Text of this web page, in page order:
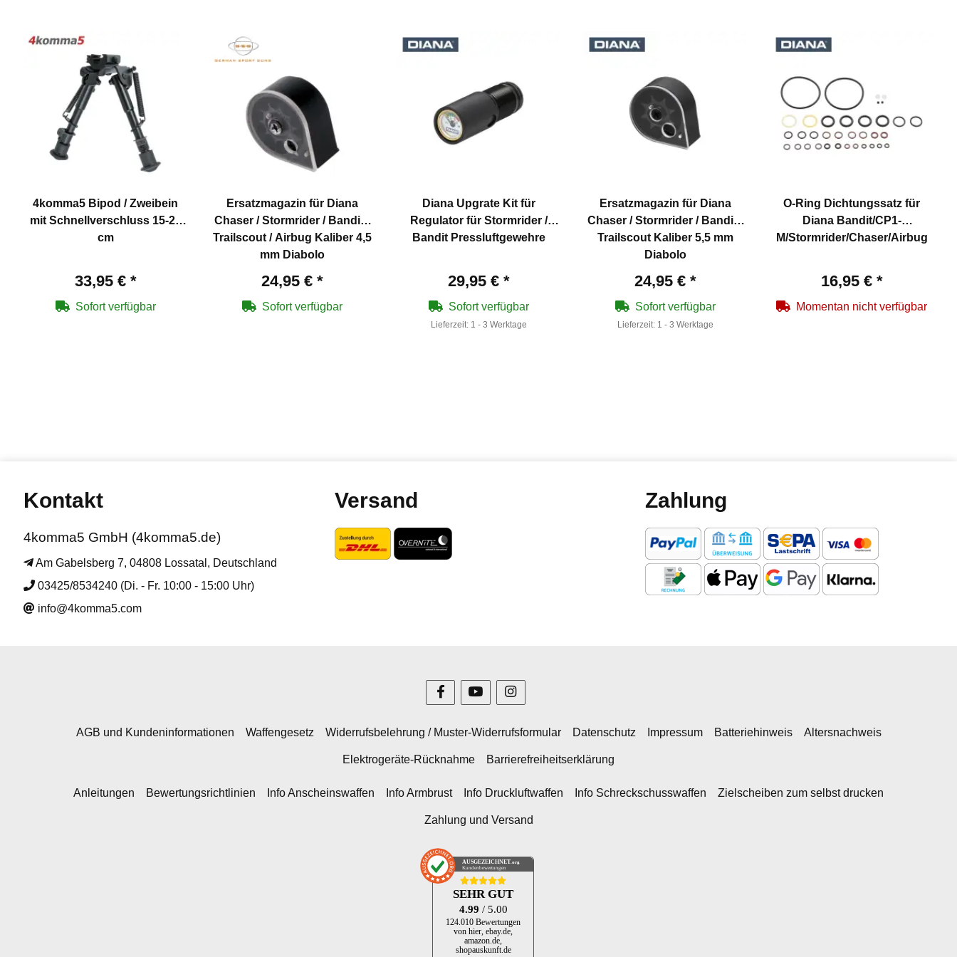
4komma5 Bipod / Zweibein
mit Schnellverschluss 15-23
cm
33,95 € *
Sofort verfügbar
Ersatzmagazin für Diana
Chaser / Stormrider / Bandit /
Trailscout / Airbug Kaliber 4,5
mm Diabolo
24,95 € *
Sofort verfügbar
Diana Upgrate Kit für
Regulator für Stormrider /
Bandit Pressluftgewehre
29,95 € *
Sofort verfügbar
Lieferzeit: 1 - 3 Werktage
Ersatzmagazin für Diana
Chaser / Stormrider / Bandit /
Trailscout Kaliber 5,5 mm
Diabolo
24,95 € *
Sofort verfügbar
Lieferzeit: 1 - 3 Werktage
O-Ring Dichtungssatz für
Diana Bandit/CP1-
M/Stormrider/Chaser/Airbug
16,95 € *
Momentan nicht verfügbar
Kontakt
4komma5 GmbH (4komma5.de)
Am Gabelsberg 7, 04808 Lossatal, Deutschland
03425/8534240 (Di. - Fr. 10:00 - 15:00 Uhr)
info@4komma5.com
Versand Zahlung
AGB und Kundeninformationen Waffengesetz Widerrufsbelehrung / Muster-Widerrufsformular Datenschutz Impressum Batteriehinweis Altersnachweis
Elektrogeräte-Rücknahme Barrierefreiheitserklärung
Anleitungen Bewertungsrichtlinien Info Anscheinswaffen Info Armbrust Info Druckluftwaffen Info Schreckschusswaffen Zielscheiben zum selbst drucken
Zahlung und Versand
AUSGEZEICHNET .org
Kundenbewertungen
SEHR GUT
4.99 / 5.00
124.010 Bewertungen
von hier, ebay.de,
amazon.de,
shopauskunft.de